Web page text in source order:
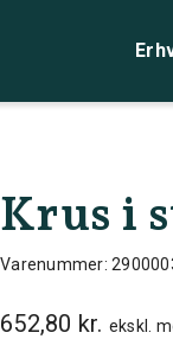
Krus i
Varenummer:
652,80 kr. ekskl.